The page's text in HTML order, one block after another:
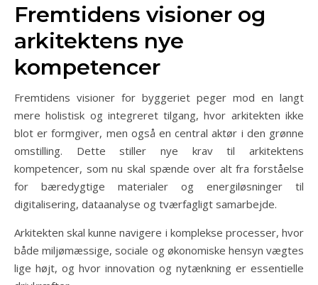
Fremtidens visioner og
arkitektens nye
kompetencer
Fremtidens visioner for byggeriet peger mod en langt
mere holistisk og integreret tilgang, hvor arkitekten ikke
blot er formgiver, men også en central aktør i den grønne
omstilling. Dette stiller nye krav til arkitektens
kompetencer, som nu skal spænde over alt fra forståelse
for bæredygtige materialer og energiløsninger til
digitalisering, dataanalyse og tværfagligt samarbejde.
Arkitekten skal kunne navigere i komplekse processer, hvor
både miljømæssige, sociale og økonomiske hensyn vægtes
lige højt, og hvor innovation og nytænkning er essentielle